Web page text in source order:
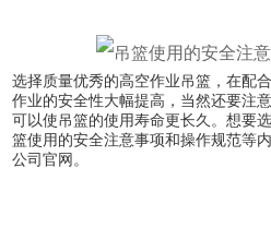
选择质量优秀的高空作业吊篮，在配
作业的安全性大幅提高，当然还要注
可以使吊篮的使用寿命更长久。想要
篮使用的安全注意事项和操作规范等
公司官网。